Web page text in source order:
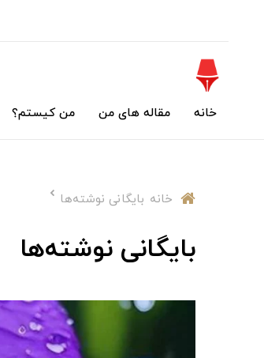
خانه مقاله های من من کیستم؟
خانه بایگانی نوشته‌ها
بایگانی نوشته‌ها